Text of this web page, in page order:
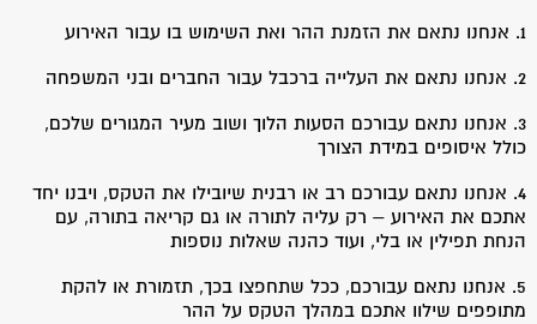
1. אנחנו נתאם את הזמנת ההר ואת השימוש בו עבור האירוע
2. אנחנו נתאם את העלייה ברכבל עבור החברים ובני המשפחה
3. אנחנו נתאם עבורכם הסעות הלוך ושוב מעיר המגורים שלכם,
כולל איסופים במידת הצורך
4. אנחנו נתאם עבורכם רב או רבנית שיובילו את הטקס, ויבנו יחד
אתכם את האירוע – רק עליה לתורה או גם קריאה בתורה, עם
הנחת תפילין או בלי, ועוד כהנה שאלות נוספות
5. אנחנו נתאם עבורכם, ככל שתחפצו בכך, תזמורת או להקת
מתופפים שילוו אתכם במהלך הטקס על ההר